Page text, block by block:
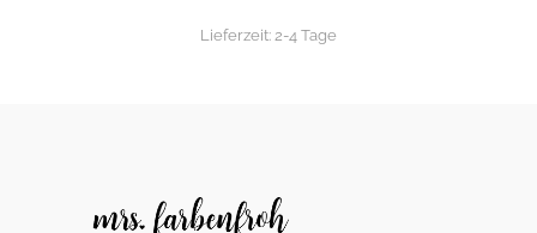
Lieferzeit: 2-4 Tage